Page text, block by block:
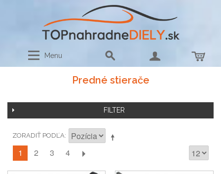
Menu
Predné stierače
FILTER
ZORADIŤ PODĽA
1 2 3 4